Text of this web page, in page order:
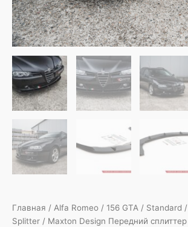
Главная / Alfa Romeo / 156 GTA / Standard /
Splitter / Maxton Design Передний